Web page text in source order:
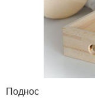
Поднос